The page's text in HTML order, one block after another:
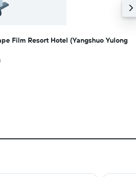
Film Resort Hotel (Yangshuo Yulong